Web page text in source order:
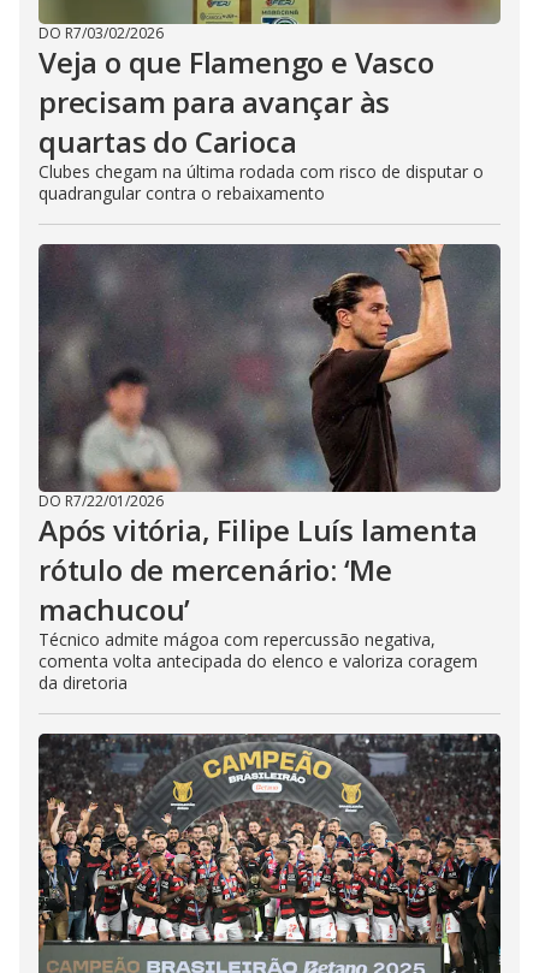
DO R7/03/02/2026
Veja o que Flamengo e Vasco
precisam para avançar às
quartas do Carioca
Clubes chegam na última rodada com risco de disputar o
quadrangular contra o rebaixamento
DO R7/22/01/2026
Após vitória, Filipe Luís lamenta
rótulo de mercenário: ‘Me
machucou’
Técnico admite mágoa com repercussão negativa,
comenta volta antecipada do elenco e valoriza coragem
da diretoria